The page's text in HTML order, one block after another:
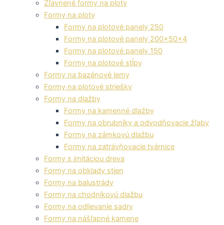
Zľavnené formy na ploty
Formy na ploty
Formy na plotové panely 250
Formy na plotové panely 200x50x4
Formy na plotové panely 150
Formy na plotové stĺpy
Formy na bazénové lemy
Formy na plotové striešky
Formy na dlažby
Formy na kamenné dlažby
Formy na obrubníky a odvodňovacie žľaby
Formy na zámkovú dlažbu
Formy na zatrávňovacie tvárnice
Formy s imitáciou dreva
Formy na obklady stien
Formy na balustrády
Formy na chodníkovú dlažbu
Formy na odlievanie sadry
Formy na nášľapné kamene